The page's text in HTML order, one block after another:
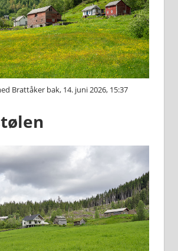
Brattåker bak, 14. juni 2026, 15:37